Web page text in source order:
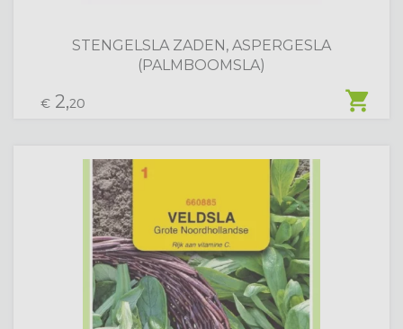
shopping_cart
STENGELSLA ZADEN, ASPERGESLA
(PALMBOOMSLA)
€ 2,20